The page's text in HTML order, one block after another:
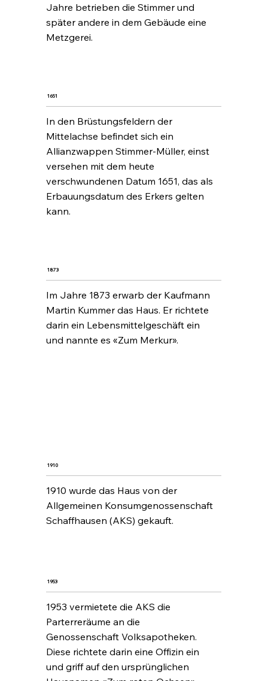
Jahre betrieben die Stimmer und
später andere in dem Gebäude eine
Metzgerei.
1651
In den Brüstungsfeldern der
Mittelachse befindet sich ein
Allianzwappen Stimmer-Müller, einst
versehen mit dem heute
verschwundenen Datum 1651, das als
Erbauungsdatum des Erkers gelten
kann.
1873
Im Jahre 1873 erwarb der Kaufmann
Martin Kummer das Haus. Er richtete
darin ein Lebensmittelgeschäft ein
und nannte es «Zum Merkur».
1910
1910 wurde das Haus von der
Allgemeinen Konsumgenossenschaft
Schaffhausen (AKS) gekauft.
1953
1953 vermietete die AKS die
Parterreräume an die
Genossenschaft Volksapotheken.
Diese richtete darin eine Offizin ein
und griff auf den ursprünglichen